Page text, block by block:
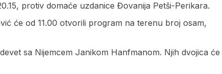
protiv domaće uzdanice Đovanija Petši-Perikara.
će od 11.00 otvorili program na terenu broj osam,
sa Nijemcem Janikom Hanfmanom. Njih dvojica će